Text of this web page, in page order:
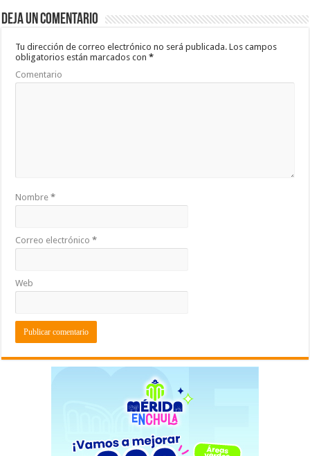
b
o
o
k
er sA
p
p
ar
ti
Deja un comentario
Tu dirección de correo electrónico no será publicada. Los campos
obligatorios están marcados con*
Comentario
Nombre*
Correo electrónico*
Web